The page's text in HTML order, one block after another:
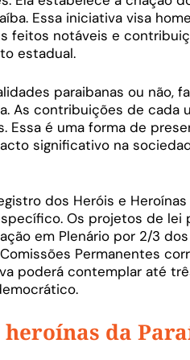
Essa iniciativa visa
feitos notáveis e
estadual.
paraibanas ou não,
As contribuições de cada
Essa é uma forma de
significativo na
dos Heróis e
Os projetos de lei
em Plenário por 2/3 dos
Permanentes
poderá contemplar até
da